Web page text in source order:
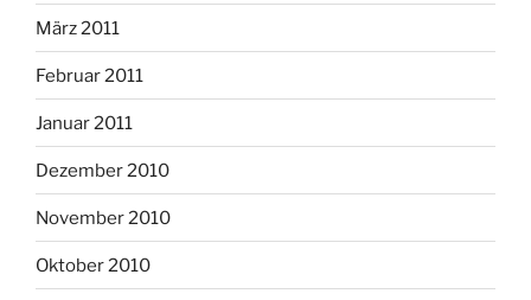
März 2011
Februar 2011
Januar 2011
Dezember 2010
November 2010
Oktober 2010